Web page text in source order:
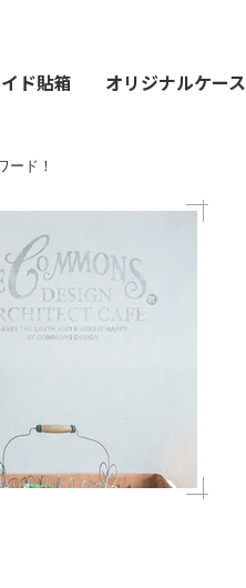
ド貼箱 オリジナルケース
ード！